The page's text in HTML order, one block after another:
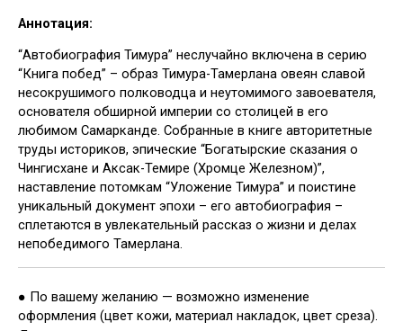
Аннотация:
“Автобиография Тимура” неслучайно включена в серию
“Книга побед” – образ Тимура-Тамерлана овеян славой
несокрушимого полководца и неутомимого завоевателя,
основателя обширной империи со столицей в его
любимом Самарканде. Собранные в книге авторитетные
труды историков, эпические “Богатырские сказания о
Чингисхане и Аксак-Темире (Хромце Железном)”,
наставление потомкам “Уложение Тимура” и поистине
уникальный документ эпохи – его автобиография –
сплетаются в увлекательный рассказ о жизни и делах
непобедимого Тамерлана.
● По вашему желанию — возможно изменение
оформления (цвет кожи, материал накладок, цвет среза).